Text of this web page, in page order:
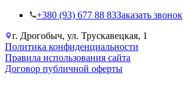
+38‎0 (93) 677 88 83Заказать звонок
г. Дрогобыч, ул. Трускавецкая, 1
Политика конфиденциальности
Правила использования сайта
Договор публичной оферты